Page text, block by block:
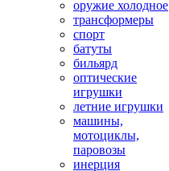
оружие холодное
трансформеры
спорт
батуты
бильярд
оптические
игрушки
летние игрушки
машины,
мотоциклы,
паровозы
инерция